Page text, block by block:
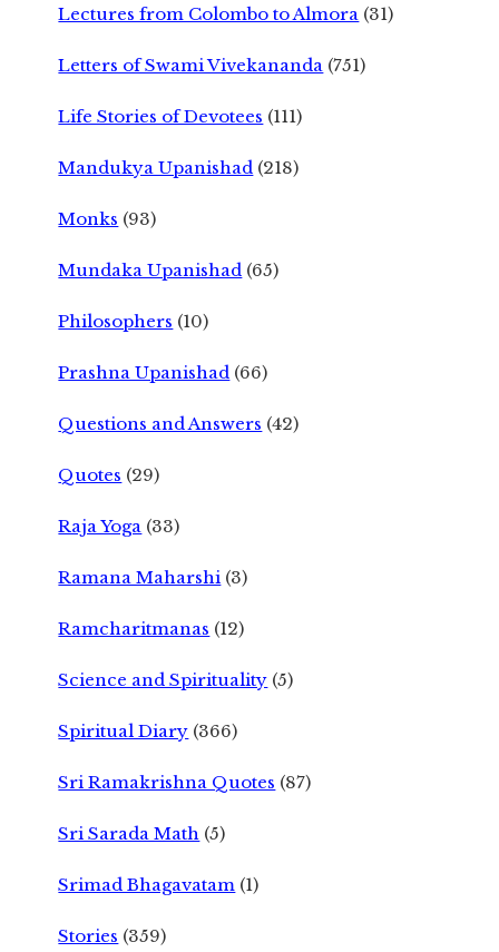
Lectures from Colombo to Almora (31)
Letters of Swami Vivekananda (751)
Life Stories of Devotees (111)
Mandukya Upanishad (218)
Monks (93)
Mundaka Upanishad (65)
Philosophers (10)
Prashna Upanishad (66)
Questions and Answers (42)
Quotes (29)
Raja Yoga (33)
Ramana Maharshi (3)
Ramcharitmanas (12)
Science and Spirituality (5)
Spiritual Diary (366)
Sri Ramakrishna Quotes (87)
Sri Sarada Math (5)
Srimad Bhagavatam (1)
Stories (359)